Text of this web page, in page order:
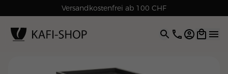
Versandkostenfrei ab 100 CHF
Rechnungskauf für Geschäftskunden
4.9| 5.0 Google
Open